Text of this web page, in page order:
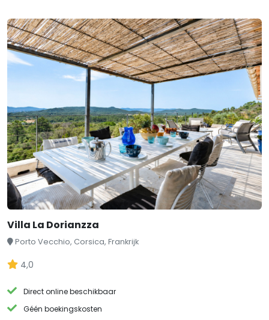
Villa La Dorianzza
Porto Vecchio, Corsica, Frankrijk
4,0
Direct online beschikbaar
Géén boekingskosten